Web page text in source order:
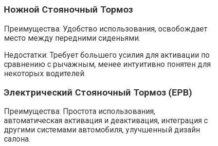
Ножной Стояночный Тормоз
Преимущества: Удобство использования, освобождает
место между передними сиденьями.
Недостатки: Требует большего усилия для активации по
сравнению с рычажным, менее интуитивно понятен для
некоторых водителей.
Электрический Стояночный Тормоз (EPB)
Преимущества: Простота использования,
автоматическая активация и деактивация, интеграция с
другими системами автомобиля, улучшенный дизайн
салона.